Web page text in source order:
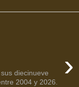
›
diecinueve
2004 y 2026.